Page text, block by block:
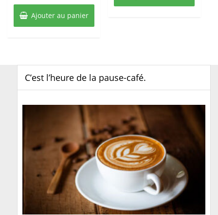
Ajouter au panier
C’est l’heure de la pause-café.